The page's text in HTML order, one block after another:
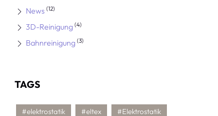
News (12)
3D-Reinigung (4)
Bahnreinigung (3)
TAGS
#elektrostatik #eltex #Elektrostatik